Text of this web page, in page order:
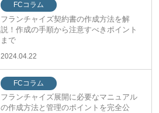
FCコラム
フランチャイズ契約書の作成方法を解
説！作成の手順から注意すべきポイント
まで
2024.04.22
FCコラム
フランチャイズ展開に必要なマニュアル
の作成方法と管理のポイントを完全公